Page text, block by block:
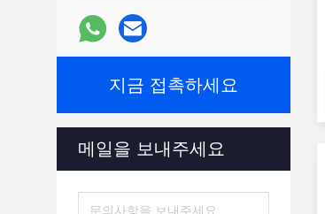
굴삭기는 진동 마치를 탑재했
습니다 (3)
수력 플레이트 콤팩터(14)
지금 접촉하세요
메일을 보내주세요